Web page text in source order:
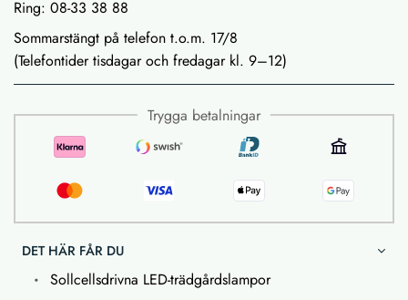
Ring: 08-33 38 88
Sommarstängt på telefon t.o.m. 17/8
(Telefontider tisdagar och fredagar kl. 9–12)
Trygga betalningar
DET HÄR FÅR DU
Sollcellsdrivna LED-trädgårdslampor